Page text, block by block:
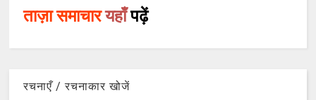
ताज़ा समाचारयहाँपढ़ें
रचनाएँ / रचनाकार खोजें